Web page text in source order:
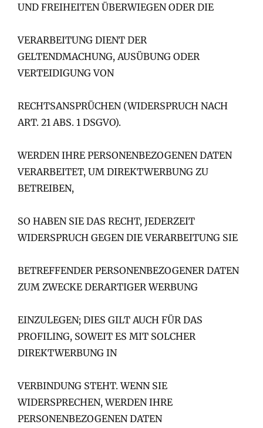
UND FREIHEITEN ÜBERWIEGEN ODER DIE
VERARBEITUNG DIENT DER
GELTENDMACHUNG, AUSÜBUNG ODER
VERTEIDIGUNG VON
RECHTSANSPRÜCHEN (WIDERSPRUCH NACH
ART. 21 ABS. 1 DSGVO).
WERDEN IHRE PERSONENBEZOGENEN DATEN
VERARBEITET, UM DIREKTWERBUNG ZU
BETREIBEN,
SO HABEN SIE DAS RECHT, JEDERZEIT
WIDERSPRUCH GEGEN DIE VERARBEITUNG SIE
BETREFFENDER PERSONENBEZOGENER DATEN
ZUM ZWECKE DERARTIGER WERBUNG
EINZULEGEN; DIES GILT AUCH FÜR DAS
PROFILING, SOWEIT ES MIT SOLCHER
DIREKTWERBUNG IN
VERBINDUNG STEHT. WENN SIE
WIDERSPRECHEN, WERDEN IHRE
PERSONENBEZOGENEN DATEN